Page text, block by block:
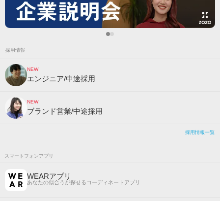
採用情報
NEW
エンジニア/中途採用
NEW
ブランド営業/中途採用
採用情報一覧
スマートフォンアプリ
WEARアプリ
あなたの似合うが探せるコーディネートアプリ